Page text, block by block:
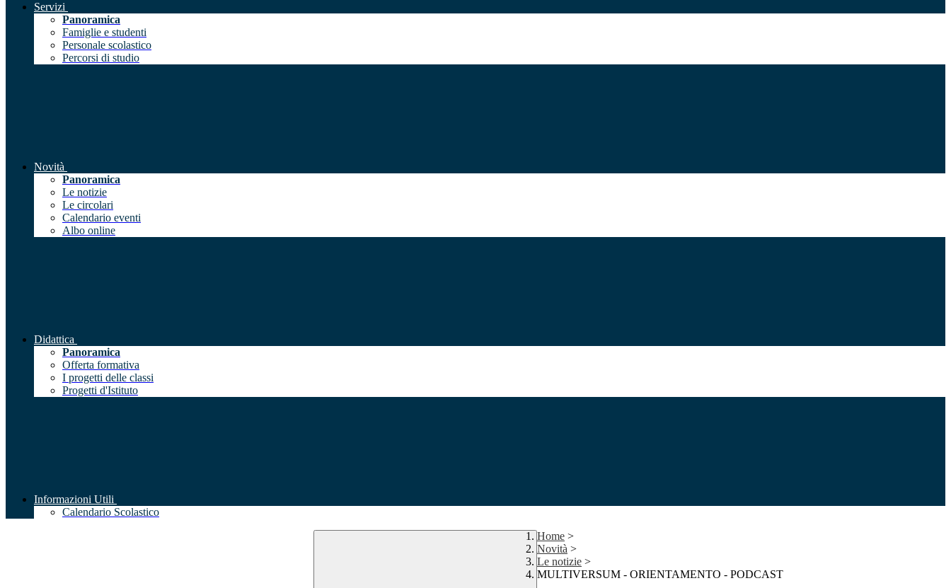
Servizi
Panoramica
Famiglie e studenti
Personale scolastico
Percorsi di studio
Novità
Panoramica
Le notizie
Le circolari
Calendario eventi
Albo online
Didattica
Panoramica
Offerta formativa
I progetti delle classi
Progetti d'Istituto
Informazioni Utili
Calendario Scolastico
Home >
Novità >
Le notizie >
MULTIVERSUM - ORIENTAMENTO - PODCAST